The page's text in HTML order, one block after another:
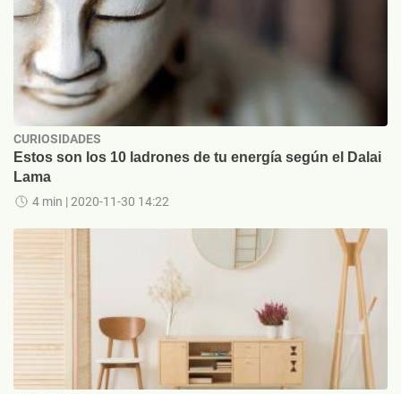
CURIOSIDADES
Estos son los 10 ladrones de tu energía según el Dalai
Lama
4 min | 2020-11-30 14:22